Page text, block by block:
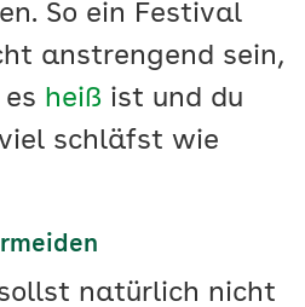
So ein Festival
anstrengend sein,
heiß ist und du
schläfst wie
natürlich nicht